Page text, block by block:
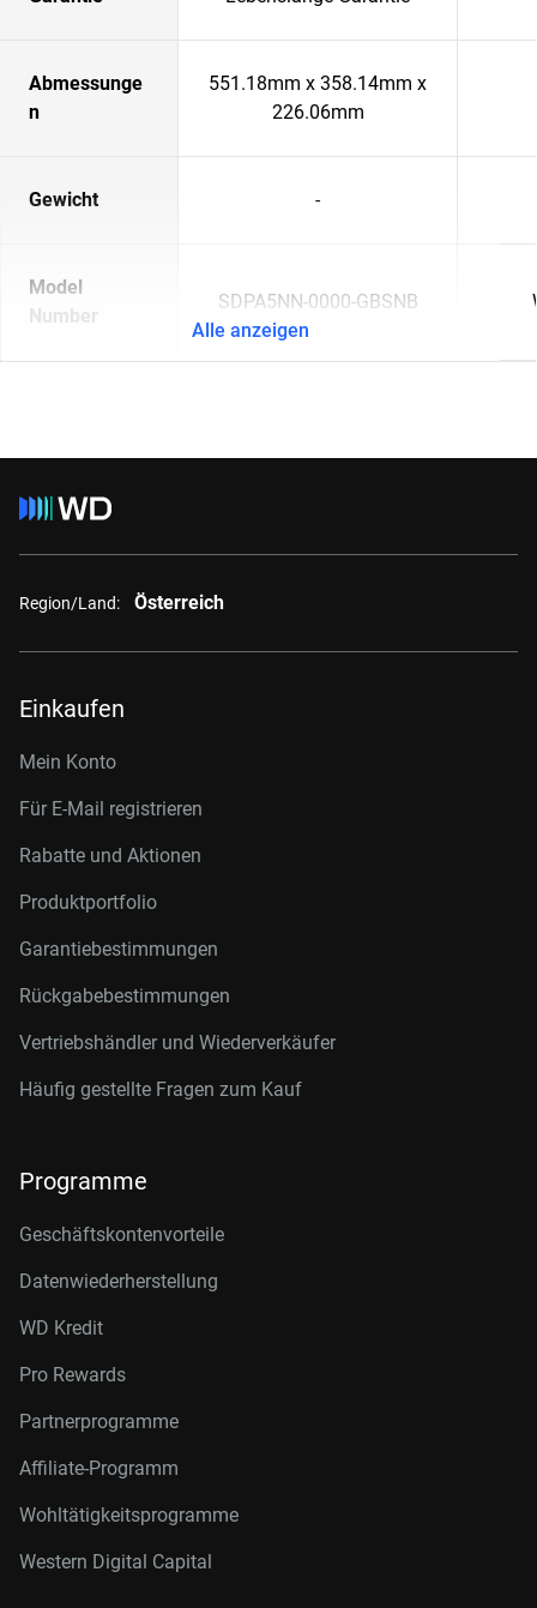
Abmessunge
n
551.18mm x 358.14mm x
226.06mm
Gewicht -
Model
Number
SDPA5NN-0000-GBSNB
Alle anzeigen
Region/Land: Österreich
Einkaufen
Mein Konto
Für E-Mail registrieren
Rabatte und Aktionen
Produktportfolio
Garantiebestimmungen
Rückgabebestimmungen
Vertriebshändler und Wiederverkäufer
Häufig gestellte Fragen zum Kauf
Programme
Geschäftskontenvorteile
Datenwiederherstellung
WD Kredit
Pro Rewards
Partnerprogramme
Affiliate-Programm
Wohltätigkeitsprogramme
Western Digital Capital